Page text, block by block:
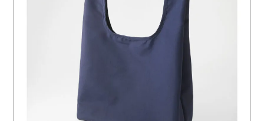
よくあるご質問
名入れ印刷方法
会社概要 お問い合わせ